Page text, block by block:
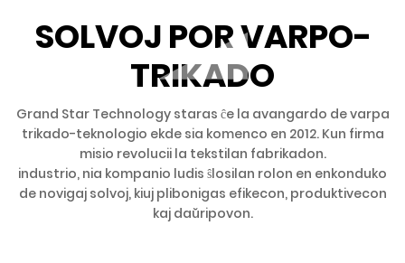
SOLVOJ POR VARPO-
TRIKADO
Grand Star Technology staras ĉe la avangardo de varpa
trikado-teknologio ekde sia komenco en 2012. Kun firma
misio revolucii la tekstilan fabrikadon.
industrio, nia kompanio ludis ŝlosilan rolon en enkonduko
de novigaj solvoj, kiuj plibonigas efikecon, produktivecon
kaj daŭripovon.
CAD-programaro